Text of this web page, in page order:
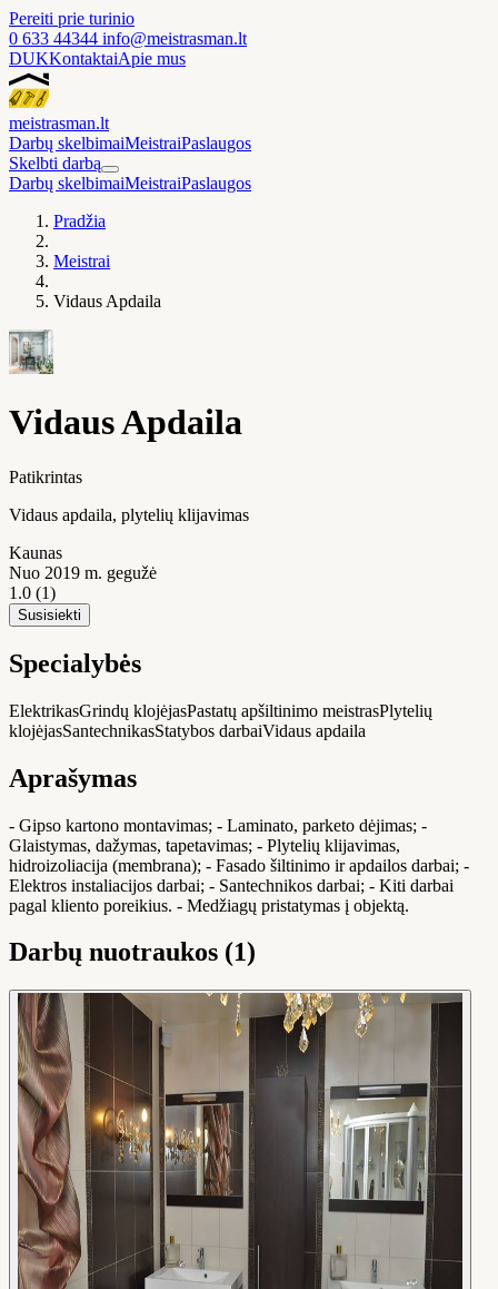
Pereiti prie turinio
0 633 44344 info@meistrasman.lt
DUKKontaktaiApie mus
meistrasman.lt
Darbų skelbimaiMeistraiPaslaugos
Skelbti darbą
Darbų skelbimaiMeistraiPaslaugos
Pradžia
Meistrai
Vidaus Apdaila
Vidaus Apdaila
Patikrintas
Vidaus apdaila, plytelių klijavimas
Kaunas
Nuo 2019 m. gegužė
1.0 (1)
Susisiekti
Specialybės
ElektrikasGrindų klojėjasPastatų apšiltinimo meistrasPlytelių
klojėjasSantechnikasStatybos darbaiVidaus apdaila
Aprašymas
- Gipso kartono montavimas; - Laminato, parketo dėjimas; -
Glaistymas, dažymas, tapetavimas; - Plytelių klijavimas,
hidroizoliacija (membrana); - Fasado šiltinimo ir apdailos darbai; -
Elektros instaliacijos darbai; - Santechnikos darbai; - Kiti darbai
pagal kliento poreikius. - Medžiagų pristatymas į objektą.
Darbų nuotraukos (1)